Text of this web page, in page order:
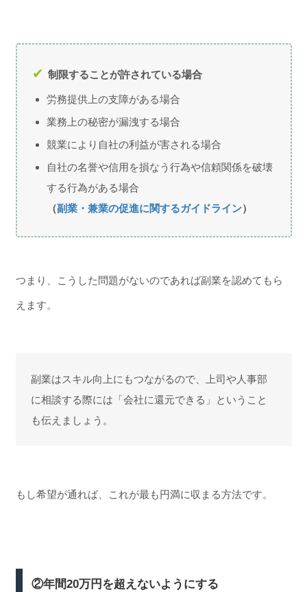
制限することが許されている場合
労務提供上の支障がある場合
業務上の秘密が漏洩する場合
競業により自社の利益が害される場合
自社の名誉や信用を損なう行為や信頼関係を破壊
する行為がある場合
（副業・兼業の促進に関するガイドライン）
つまり、こうした問題がないのであれば副業を認めてもら
えます。
副業はスキル向上にもつながるので、上司や人事部
に相談する際には「会社に還元できる」ということ
も伝えましょう。
もし希望が通れば、これが最も円満に収まる方法です。
②年間20万円を超えないようにする